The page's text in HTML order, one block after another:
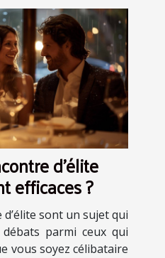
d'élite
efficaces ?
sont un sujet qui
parmi ceux qui
vous soyez célibataire